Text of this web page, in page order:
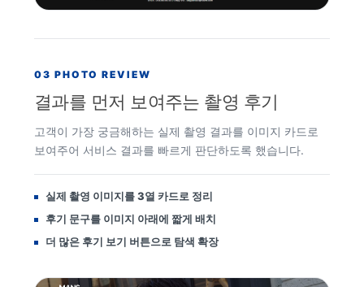
03 PHOTO REVIEW
결과를 먼저 보여주는 촬영 후기
고객이 가장 궁금해하는 실제 촬영 결과를 이미지 카드로
보여주어 서비스 결과를 빠르게 판단하도록 했습니다.
실제 촬영 이미지를 3열 카드로 정리
후기 문구를 이미지 아래에 짧게 배치
더 많은 후기 보기 버튼으로 탐색 확장